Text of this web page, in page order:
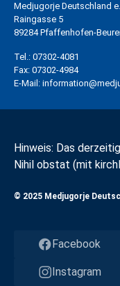
Medjugorje Deutschland
Raingasse 5
89284 Pfaffenhofen-
Tel.: 07302-4081
Fax: 07302-4984
E-Mail:
Hinweis: Das
Nihil obstat (mit
© 2025 Medjugorje
Facebook
Instagram